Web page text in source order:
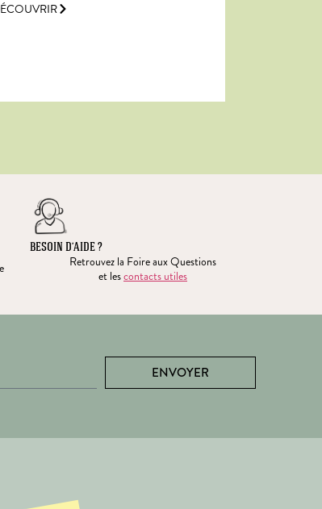
BESOIN D’AIDE ?
Retrouvez la Foire aux Questions
et lescontacts utiles
ENVOYER